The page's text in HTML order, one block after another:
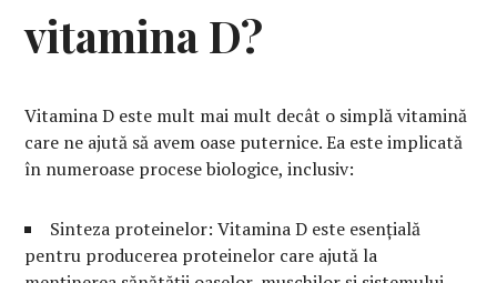
vitamina D?
Vitamina D este mult mai mult decât o simplă vitamină
care ne ajută să avem oase puternice. Ea este implicată
în numeroase procese biologice, inclusiv:
Sinteza proteinelor: Vitamina D este esențială
pentru producerea proteinelor care ajută la